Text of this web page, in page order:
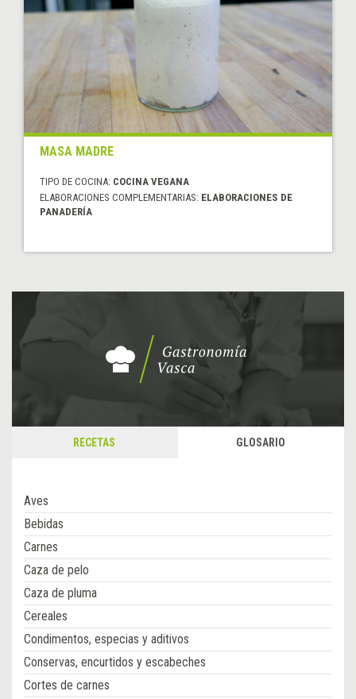
MASA MADRE
TIPO DE COCINA: COCINA VEGANA
ELABORACIONES COMPLEMENTARIAS: ELABORACIONES DE
PANADERÍA
RECETAS GLOSARIO
Aves
Bebidas
Carnes
Caza de pelo
Caza de pluma
Cereales
Condimentos, especias y aditivos
Conservas, encurtidos y escabeches
Cortes de carnes